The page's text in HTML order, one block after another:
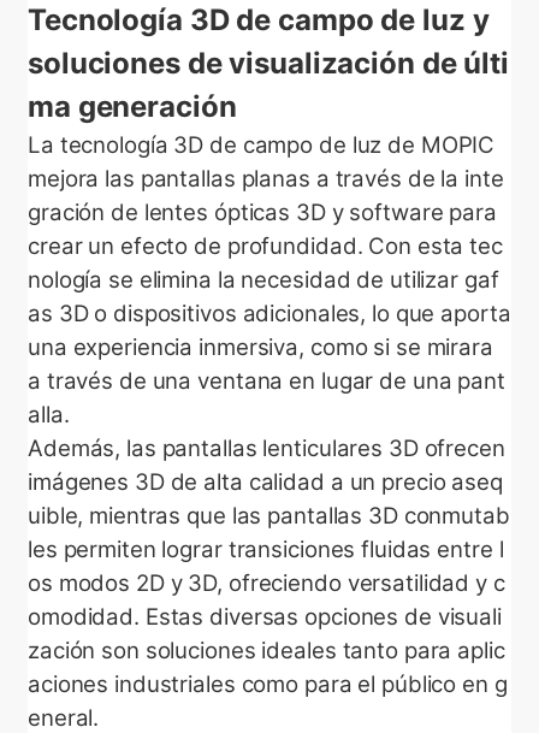
Tecnología 3D de campo de luz y
soluciones de visualización de últi
ma generación
La tecnología 3D de campo de luz de MOPIC
mejora las pantallas planas a través de la inte
gración de lentes ópticas 3D y software para
crear un efecto de profundidad. Con esta tec
nología se elimina la necesidad de utilizar gaf
as 3D o dispositivos adicionales, lo que aporta
una experiencia inmersiva, como si se mirara
a través de una ventana en lugar de una pant
alla.
Además, las pantallas lenticulares 3D ofrecen
imágenes 3D de alta calidad a un precio aseq
uible, mientras que las pantallas 3D conmutab
les permiten lograr transiciones fluidas entre l
os modos 2D y 3D, ofreciendo versatilidad y c
omodidad. Estas diversas opciones de visuali
zación son soluciones ideales tanto para aplic
aciones industriales como para el público en g
eneral.